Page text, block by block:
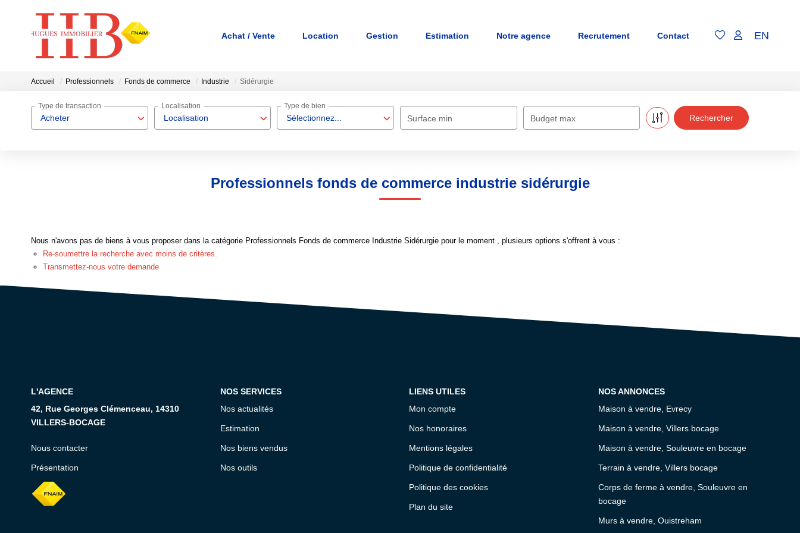
Achat / Vente Location Gestion Estimation Notre agence Recrutement Contact EN
Accueil Professionnels Fonds de commerce Industrie Sidérurgie
Acheter
Type de transaction
Localisation
Localisation
Sélectionnez...
Type de bien
Surface min Budget max
Professionnels fonds de commerce industrie sidérurgie
Nous n'avons pas de biens à vous proposer dans la catégorie Professionnels Fonds de commerce Industrie Sidérurgie pour le moment , plusieurs options s'offrent à vous :
Re-soumettre la recherche avec moins de critères.
Transmettez-nous votre demande
L'AGENCE
42, Rue Georges Clémenceau, 14310
VILLERS-BOCAGE
Nous contacter
Présentation
NOS SERVICES
Nos actualités
Estimation
Nos biens vendus
Nos outils
LIENS UTILES
Mon compte
Nos honoraires
Mentions légales
Politique de confidentialité
Politique des cookies
Plan du site
NOS ANNONCES
Maison à vendre, Evrecy
Maison à vendre, Villers bocage
Maison à vendre, Souleuvre en bocage
Terrain à vendre, Villers bocage
Corps de ferme à vendre, Souleuvre en
bocage
Murs à vendre, Ouistreham